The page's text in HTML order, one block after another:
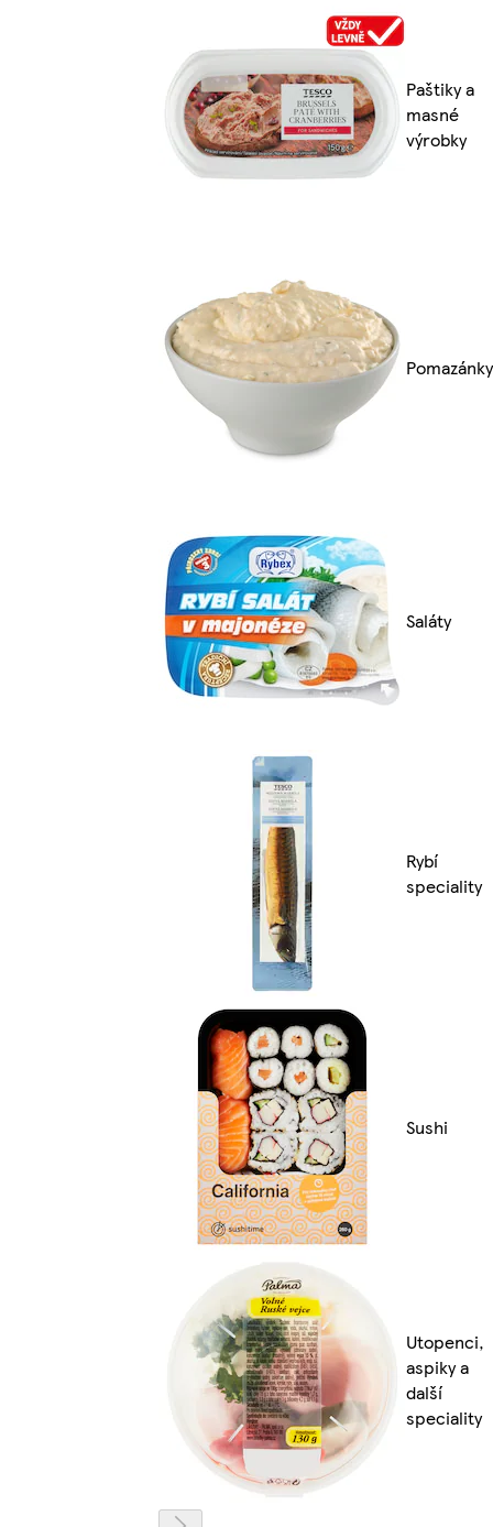
Paštiky a
masné
výrobky
Pomazánky
Saláty
Rybí
speciality
Sushi
Utopenci,
aspiky a
další
speciality